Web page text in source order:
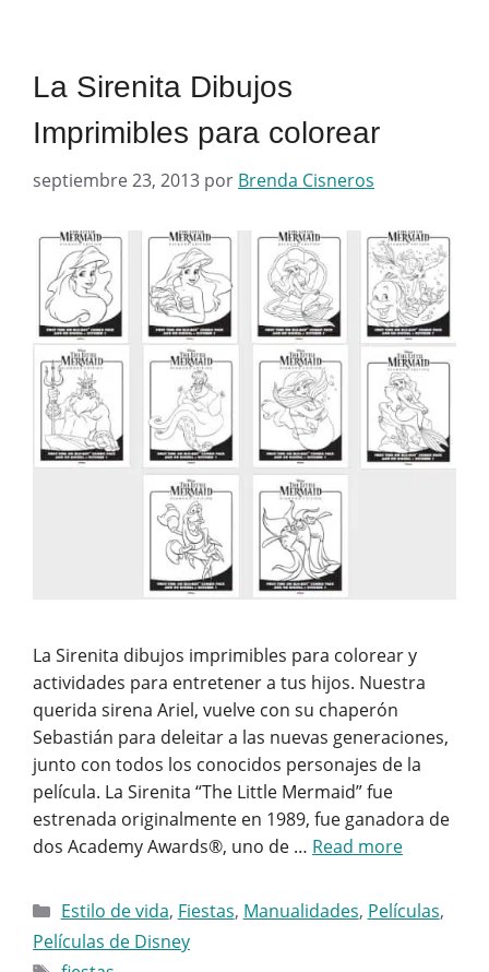
La Sirenita Dibujos
Imprimibles para colorear
septiembre 23, 2013 por Brenda Cisneros
La Sirenita dibujos imprimibles para colorear y
actividades para entretener a tus hijos. Nuestra
querida sirena Ariel, vuelve con su chaperón
Sebastián para deleitar a las nuevas generaciones,
junto con todos los conocidos personajes de la
película. La Sirenita “The Little Mermaid” fue
estrenada originalmente en 1989, fue ganadora de
dos Academy Awards®, uno de … Read more
Categorías
Estilo de vida, Fiestas, Manualidades, Películas,
Películas de Disney